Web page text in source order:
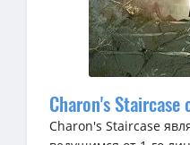
Charon's Staircase
Charon's Staircase